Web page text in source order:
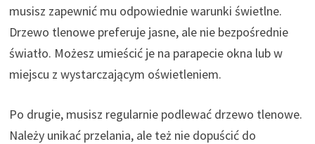
musisz zapewnić mu odpowiednie warunki świetlne.
Drzewo tlenowe preferuje jasne, ale nie bezpośrednie
światło. Możesz umieścić je na parapecie okna lub w
miejscu z wystarczającym oświetleniem.
Po drugie, musisz regularnie podlewać drzewo tlenowe.
Należy unikać przelania, ale też nie dopuścić do